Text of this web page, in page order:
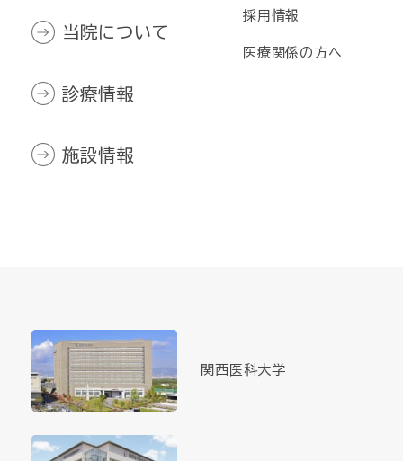
当院について
診療情報
施設情報
採用情報
医療関係の方へ
関西医科大学